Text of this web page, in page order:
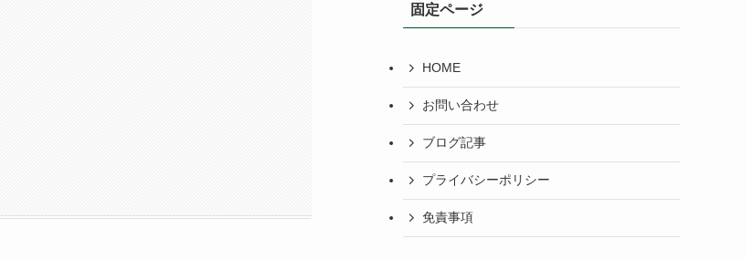
固定ページ
HOME
お問い合わせ
ブログ記事
プライバシーポリシー
免責事項